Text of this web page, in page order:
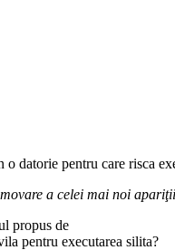
o datorie pentru care risca
a celei mai noi
propus de
pentru executarea silita?